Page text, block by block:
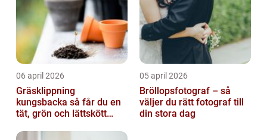
06 april 2026
Gräsklippning
kungsbacka så får du en
tät, grön och lättskött
05 april 2026
Bröllopsfotograf – så
väljer du rätt fotograf till
din stora dag